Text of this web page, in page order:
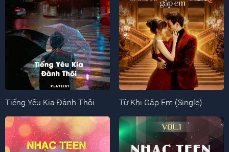
Tiếng Yêu Kia Đành Thôi Từ Khi Gặp Em (Single)